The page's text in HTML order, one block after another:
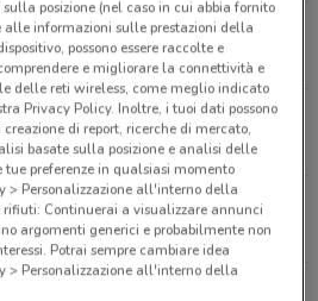
Novara
64 Novara
posizione (nel caso in cui abbia fornito
alle informazioni sulle prestazioni della
possono essere raccolte e
e migliorare la connettività e
delle reti wireless, come meglio indicato
Privacy Policy. Inoltre, i tuoi dati possono
di report, ricerche di mercato,
basate sulla posizione e analisi delle
preferenze in qualsiasi momento
> Personalizzazione all'interno della
rifiuti: Continuerai a visualizzare annunci
argomenti generici e probabilmente non
Potrai sempre cambiare idea
> Personalizzazione all'interno della